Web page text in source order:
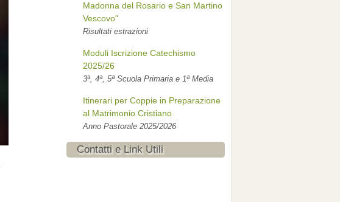
Madonna del Rosario e San Martino
Vescovo"
Risultati estrazioni
Moduli Iscrizione Catechismo
2025/26
3ª, 4ª, 5ª Scuola Primaria e 1ª Media
Itinerari per Coppie in Preparazione
al Matrimonio Cristiano
Anno Pastorale 2025/2026
Contatti e Link Utili